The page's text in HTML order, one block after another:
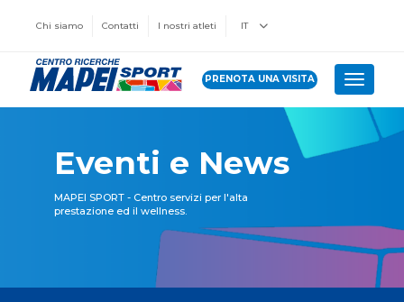
Chi siamo Contatti I nostri atleti IT
PRENOTA UNA VISITA Toggle
Eventi e News
MAPEI SPORT - Centro servizi per l'alta
prestazione ed il wellness.